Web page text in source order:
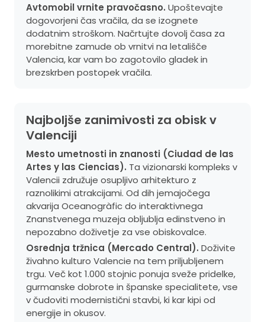
Avtomobil vrnite pravočasno. Upoštevajte
dogovorjeni čas vračila, da se izognete
dodatnim stroškom. Načrtujte dovolj časa za
morebitne zamude ob vrnitvi na letališče
Valencia, kar vam bo zagotovilo gladek in
brezskrben postopek vračila.
Najboljše zanimivosti za obisk v
Valenciji
Mesto umetnosti in znanosti (Ciudad de las
Artes y las Ciencias). Ta vizionarski kompleks v
Valencii združuje osupljivo arhitekturo z
raznolikimi atrakcijami. Od dih jemajočega
akvarija Oceanogràfic do interaktivnega
Znanstvenega muzeja obljublja edinstveno in
nepozabno doživetje za vse obiskovalce.
Osrednja tržnica (Mercado Central). Doživite
živahno kulturo Valencie na tem priljubljenem
trgu. Več kot 1.000 stojnic ponuja sveže pridelke,
gurmanske dobrote in španske specialitete, vse
v čudoviti modernistični stavbi, ki kar kipi od
energije in okusov.